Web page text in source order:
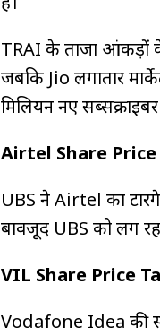
TRAI के ताजा आंकड़ों
जबकि Jio लगातार
मिलियन नए
Airtel Share
UBS ने Airtel का
बावजूद UBS को लग
VIL Share Price
Vodafone Idea की